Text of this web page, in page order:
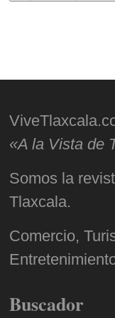
«A la Vista de
Somos la
Tlaxcala.
Comercio,
Buscador